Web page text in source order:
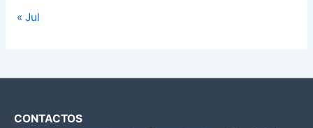
« Jul
CONTACTOS